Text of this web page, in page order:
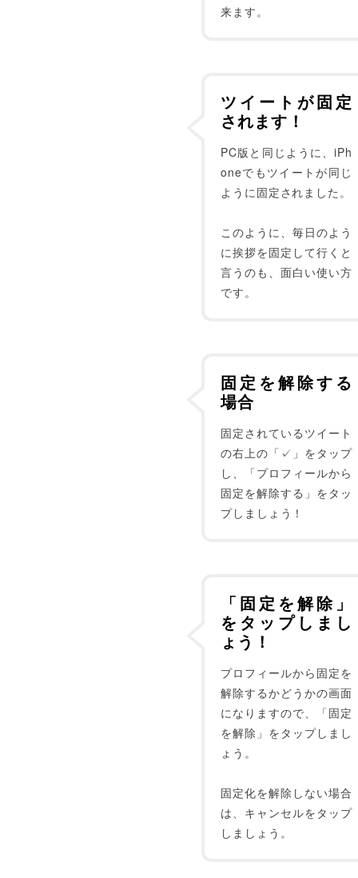
来ます。
ツイートが固定
されます！
PC版と同じように、iPh
oneでもツイートが同じ
ように固定されました。
このように、毎日のよう
に挨拶を固定して行くと
言うのも、面白い使い方
です。
固定を解除する
場合
固定されているツイート
の右上の「✓」をタップ
し、「プロフィールから
固定を解除する」をタッ
プしましょう！
「固定を解除」
をタップしまし
ょう！
プロフィールから固定を
解除するかどうかの画面
になりますので、「固定
を解除」をタップしまし
ょう。
固定化を解除しない場合
は、キャンセルをタップ
しましょう。